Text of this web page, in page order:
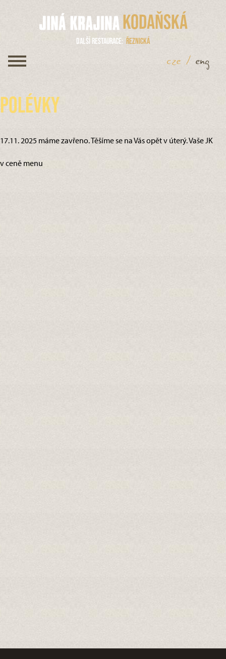
Kodaňská
Další restaurace Řeznická
cze / eng
Polévky
17.11. 2025 máme zavřeno. Těšíme se na Vás opět v úterý. Vaše JK
v ceně menu